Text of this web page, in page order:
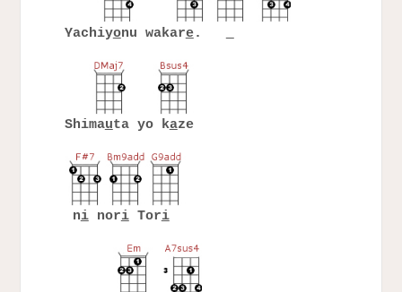
Yachiyonu wakare.
Shimauta yo kaze
ninoriTori